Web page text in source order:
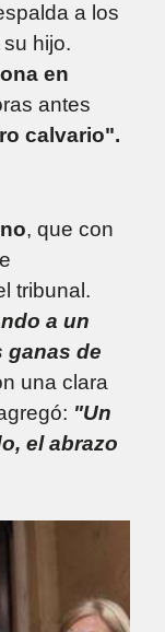
a los
hijo.
en
antes
calvario".
, que con
tribunal.
a un
ganas de
una clara
"Un
el abrazo